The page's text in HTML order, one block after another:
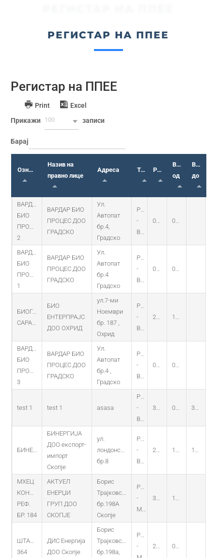
РЕГИСТАР НА ППЕЕ
Регистар на ППЕЕ
Print
Excel
Прикажи 100 записи
Барај
Ознака
Назив на
правно лице
Адреса Тип Регистрација
Важи
од
Важи
до
ВАРДАР
БИО
ПРОЦЕС
2
ВАРДАР БИО
ПРОЦЕС ДОО
ГРАДСКО
Ул.
Автопат
бр.4,
Градско
PO
-
BIOGAS
03.01.2024 05.09.2023
ВАРДАР
БИО
ПРОЦЕС
1
ВАРДАР БИО
ПРОЦЕС ДОО
ГРАДСКО
Ул.
Автопат
бр.4
Градско
PO
-
BIOGAS
03.01.2024 04.12.2023
БИОГАС
САРАМАЗАЛИНО
БИО
ЕНТЕРПРАЈС
ДОО ОХРИД
ул.7-ми
Ноември
бр. 187 ,
Охрид
PO
-
BIOGAS
23.02.2024 12.02.2024
ВАРДАР
БИО
ПРОЦЕС
3
ВАРДАР БИО
ПРОЦЕС ДОО
ГРАДСКО
Ул.
Автопат
бр.4 ,
Градско
PO
-
BIOGAS
03.01.2024 05.09.2023
test 1 test 1 asasa
PO
-
BIOMASA
31.01.2023 01.01.2023 31.01.2029
БИНЕРГИЈА
БИНЕРГИЈА
ДОО експорт-
импорт
Скопје
ул.
лондонска
бр.8
PO
-
BIOMASA
22.10.2019 11.09.2019 11.09.2034
МХЕЦ
КОНСКА
РЕФ.
БР. 184
АКТУЕЛ
ЕНЕРЏИ
ГРУП ДОО
СКОПЈЕ
Борис
Трајковски
бр.198А
Скопје
PO
-
MHEC
30.07.2018 16.07.2018
ШТАЛКОВСКА
364
ДИС Енергија
ДОО Скопје
Борис
Трајковски
бр.198а,
PO
-
27.08.2024 02.08.2024